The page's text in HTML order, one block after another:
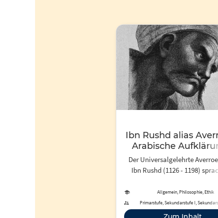
Ibn Rushd alias
Arabische
RADIOWISSEN
Der Universalgelehrte
Ibn Rushd (1126 - 1198)
Autorität zu. Seine
Kommentare machten
Philosophie im christlichen
Allgemein, Philosophie, Ethik
Primarstufe, Sekundarstufe I,